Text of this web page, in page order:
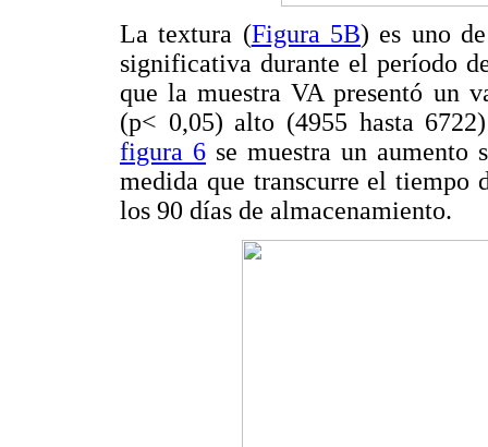
La textura (Figura 5B) es uno
significativa durante el período
que la muestra VA presentó un
(p< 0,05) alto (4955 hasta
figura 6 se muestra un
medida que transcurre el tiempo
los 90 días de almacenamiento.